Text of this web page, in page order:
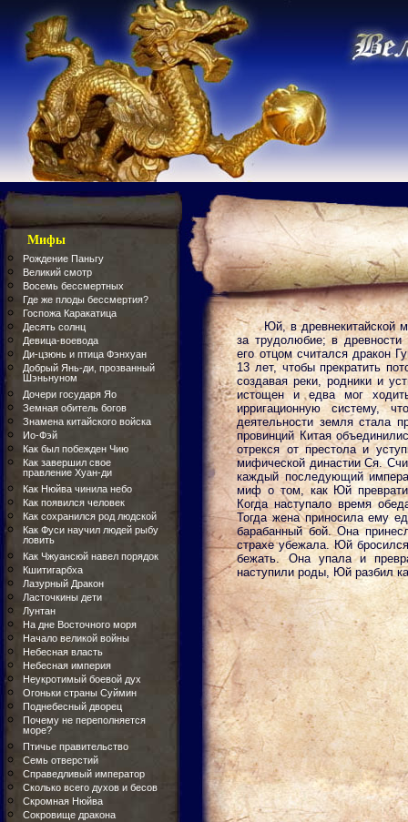
Мифы
Рождение Паньгу
Великий смотр
Восемь бессмертных
Где же плоды бессмертия?
Госпожа Каракатица
Десять солнц
Девица-воевода
Ди-цзюнь и птица Фэнхуан
Добрый Янь-ди, прозванный
Шэньнуном
Дочери государя Яо
Земная обитель богов
Знамена китайского войска
Ио-Фэй
Как был побежден Чию
Как завершил свое
правление Хуан-ди
Как Нюйва чинила небо
Как появился человек
Как сохранился род людской
Как Фуси научил людей рыбу
ловить
Как Чжуансюй навел порядок
Кшитигарбха
Лазурный Дракон
Ласточкины дети
Лунтан
На дне Восточного моря
Начало великой войны
Небесная власть
Небесная империя
Неукротимый боевой дух
Огоньки страны Суймин
Поднебесный дворец
Почему не переполняется
море?
Птичье правительство
Семь отверстий
Справедливый император
Сколько всего духов и бесов
Скромная Нюйва
Сокровище дракона
Юй, в древнекитайской
за трудолюбие; в
его отцом считался дракон
13 лет, чтобы прекратить
создавая реки, родники и
истощен и едва мог
ирригационную систему,
деятельности земля стала
провинций Китая
отрекся от престола и
мифической династии Ся.
каждый последующий
миф о том, как Юй
Когда наступало время
Тогда жена приносила ему
барабанный бой. Она
страхе убежала. Юй
бежать. Она упала и
наступили роды, Юй разбил